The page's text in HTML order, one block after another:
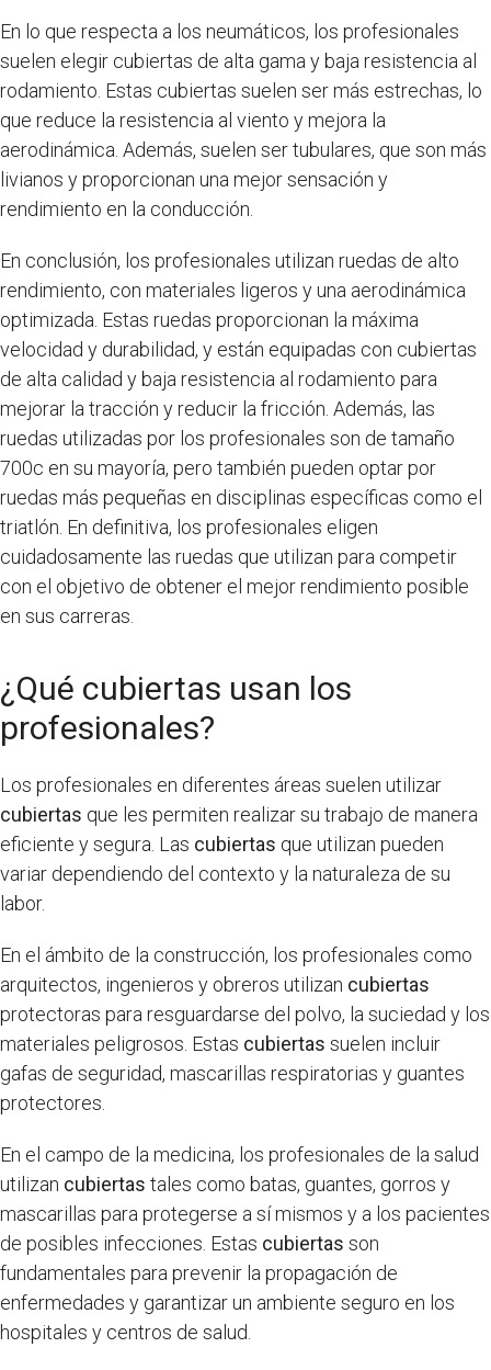
En lo que respecta a los neumáticos, los profesionales
suelen elegir cubiertas de alta gama y baja resistencia al
rodamiento. Estas cubiertas suelen ser más estrechas, lo
que reduce la resistencia al viento y mejora la
aerodinámica. Además, suelen ser tubulares, que son más
livianos y proporcionan una mejor sensación y
rendimiento en la conducción.
En conclusión, los profesionales utilizan ruedas de alto
rendimiento, con materiales ligeros y una aerodinámica
optimizada. Estas ruedas proporcionan la máxima
velocidad y durabilidad, y están equipadas con cubiertas
de alta calidad y baja resistencia al rodamiento para
mejorar la tracción y reducir la fricción. Además, las
ruedas utilizadas por los profesionales son de tamaño
700c en su mayoría, pero también pueden optar por
ruedas más pequeñas en disciplinas específicas como el
triatlón. En definitiva, los profesionales eligen
cuidadosamente las ruedas que utilizan para competir
con el objetivo de obtener el mejor rendimiento posible
en sus carreras.
¿Qué cubiertas usan los
profesionales?
Los profesionales en diferentes áreas suelen utilizar
cubiertas que les permiten realizar su trabajo de manera
eficiente y segura. Las cubiertas que utilizan pueden
variar dependiendo del contexto y la naturaleza de su
labor.
En el ámbito de la construcción, los profesionales como
arquitectos, ingenieros y obreros utilizan cubiertas
protectoras para resguardarse del polvo, la suciedad y los
materiales peligrosos. Estas cubiertas suelen incluir
gafas de seguridad, mascarillas respiratorias y guantes
protectores.
En el campo de la medicina, los profesionales de la salud
utilizan cubiertas tales como batas, guantes, gorros y
mascarillas para protegerse a sí mismos y a los pacientes
de posibles infecciones. Estas cubiertas son
fundamentales para prevenir la propagación de
enfermedades y garantizar un ambiente seguro en los
hospitales y centros de salud.